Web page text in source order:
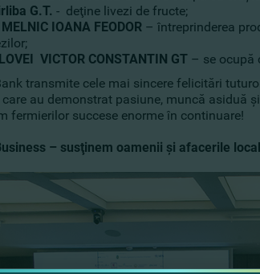
G.T. - deţine livezi de fructe;
IOANA FEODOR – întreprinderea
VICTOR CONSTANTIN GT – se ocupă
transmite cele mai sincere felicitări
au demonstrat pasiune, muncă asiduă
fermierilor succese enorme în continuare!
– susţinem oamenii şi afacerile